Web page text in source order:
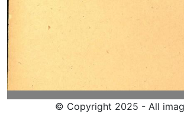
© Copyright 2025 - All